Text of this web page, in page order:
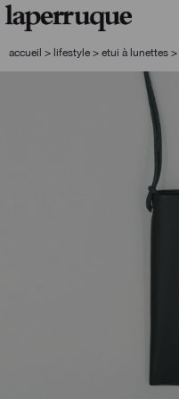
aller
navigation
aller
au
accueil > lifestyle > etui à lunettes >